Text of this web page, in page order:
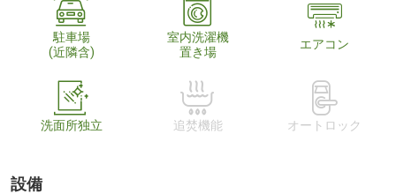
駐車場
(近隣含)
室内洗濯機
置き場
エアコン
洗面所独立 追焚機能 オートロック
設備